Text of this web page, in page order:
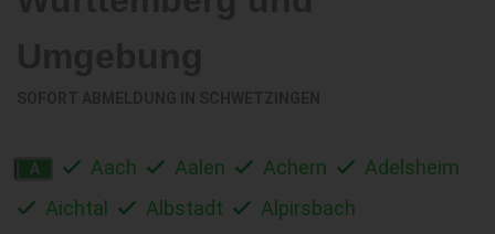
A Aach Aalen Achern
Adelsheim
Aichtal
Albstadt
Alpirsbach